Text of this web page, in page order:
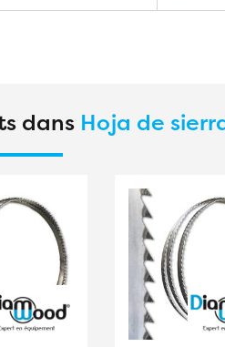
dans Hoja de